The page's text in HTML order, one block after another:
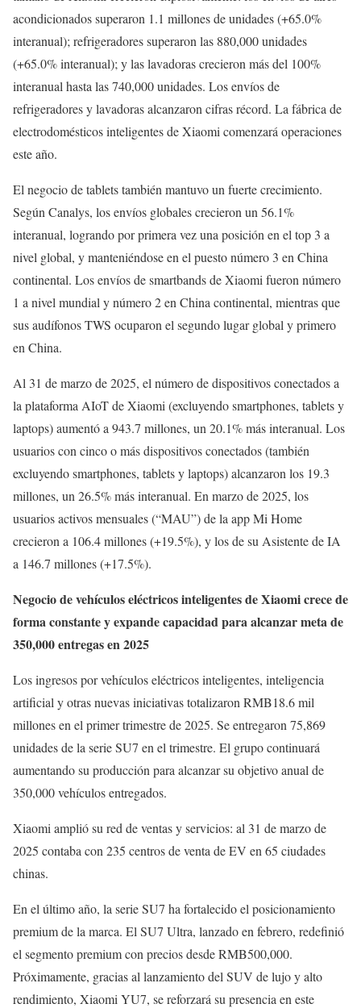
acondicionados superaron 1.1 millones de unidades (+65.0%
interanual); refrigeradores superaron las 880,000 unidades
(+65.0% interanual); y las lavadoras crecieron más del 100%
interanual hasta las 740,000 unidades. Los envíos de
refrigeradores y lavadoras alcanzaron cifras récord. La fábrica de
electrodomésticos inteligentes de Xiaomi comenzará operaciones
este año.
El negocio de tablets también mantuvo un fuerte crecimiento.
Según Canalys, los envíos globales crecieron un 56.1%
interanual, logrando por primera vez una posición en el top 3 a
nivel global, y manteniéndose en el puesto número 3 en China
continental. Los envíos de smartbands de Xiaomi fueron número
1 a nivel mundial y número 2 en China continental, mientras que
sus audífonos TWS ocuparon el segundo lugar global y primero
en China.
Al 31 de marzo de 2025, el número de dispositivos conectados a
la plataforma AIoT de Xiaomi (excluyendo smartphones, tablets y
laptops) aumentó a 943.7 millones, un 20.1% más interanual. Los
usuarios con cinco o más dispositivos conectados (también
excluyendo smartphones, tablets y laptops) alcanzaron los 19.3
millones, un 26.5% más interanual. En marzo de 2025, los
usuarios activos mensuales (“MAU”) de la app Mi Home
crecieron a 106.4 millones (+19.5%), y los de su Asistente de IA
a 146.7 millones (+17.5%).
Negocio de vehículos eléctricos inteligentes de Xiaomi crece de
forma constante y expande capacidad para alcanzar meta de
350,000 entregas en 2025
Los ingresos por vehículos eléctricos inteligentes, inteligencia
artificial y otras nuevas iniciativas totalizaron RMB18.6 mil
millones en el primer trimestre de 2025. Se entregaron 75,869
unidades de la serie SU7 en el trimestre. El grupo continuará
aumentando su producción para alcanzar su objetivo anual de
350,000 vehículos entregados.
Xiaomi amplió su red de ventas y servicios: al 31 de marzo de
2025 contaba con 235 centros de venta de EV en 65 ciudades
chinas.
En el último año, la serie SU7 ha fortalecido el posicionamiento
premium de la marca. El SU7 Ultra, lanzado en febrero, redefinió
el segmento premium con precios desde RMB500,000.
Próximamente, gracias al lanzamiento del SUV de lujo y alto
rendimiento, Xiaomi YU7, se reforzará su presencia en este